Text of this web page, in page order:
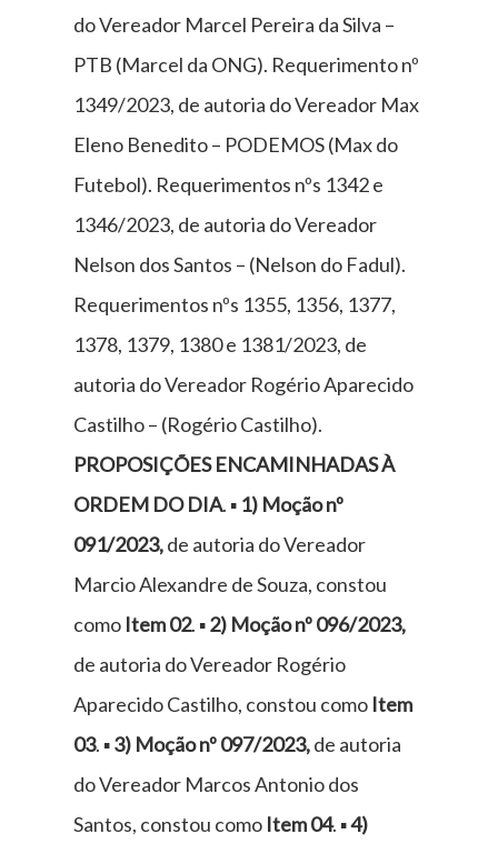
do Vereador Marcel Pereira da Silva –
PTB (Marcel da ONG). Requerimento nº
1349/2023, de autoria do Vereador Max
Eleno Benedito – PODEMOS (Max do
Futebol). Requerimentos nºs 1342 e
1346/2023, de autoria do Vereador
Nelson dos Santos – (Nelson do Fadul).
Requerimentos nºs 1355, 1356, 1377,
1378, 1379, 1380 e 1381/2023, de
autoria do Vereador Rogério Aparecido
Castilho – (Rogério Castilho).
PROPOSIÇÕESENCAMINHADAS À
ORDEM DO DIA. ▪ 1) Moção nº
091/2023,de autoria do Vereador
Marcio Alexandre de Souza, constou
como Item 02. ▪2) Moção nº 096/2023,
de autoria do Vereador Rogério
Aparecido Castilho, constou como Item
03. ▪3) Moção nº 097/2023,de autoria
do Vereador Marcos Antonio dos
Santos, constou como Item 04. ▪4)